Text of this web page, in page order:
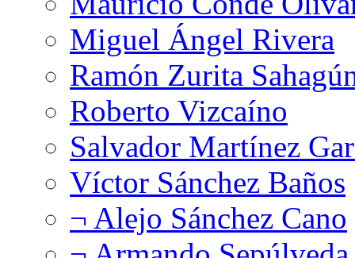
Miguel Ángel Rivera
Ramón Zurita
Roberto Vizcaíno
Salvador Martínez
Víctor Sánchez Baños
¬ Alejo Sánchez Cano